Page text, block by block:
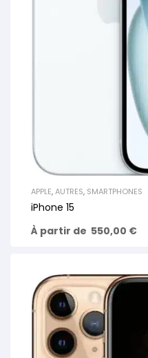
APPLE,AUTRES, SMARTPHONES
iPhone 15
À partir de 550,00 €